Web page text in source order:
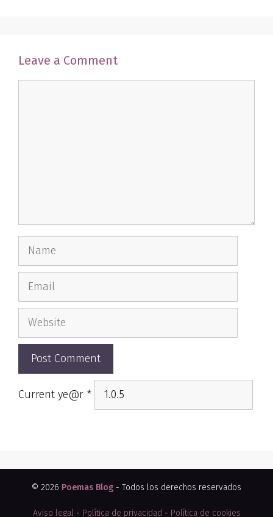
Leave a Comment
Name
Email
Website
Current ye@r *
© 2026 Poemas Blog - Todos los derechos reservados
Aviso legal - Política de privacidad - Política de cookies